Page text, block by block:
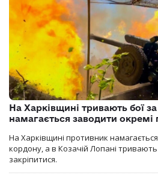
На Харківщині тривають бої
намагається заводити окремі
На Харківщині противник
кордону, а в Козачій Лопані тривають
закріпитися.